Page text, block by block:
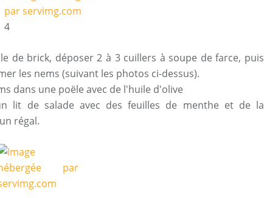
4
de brick, déposer 2 à 3 cuillers à soupe de farce, puis
les nems (suivant les photos ci-dessus).
dans une poële avec de l'huile d'olive
lit de salade avec des feuilles de menthe et de la
régal.